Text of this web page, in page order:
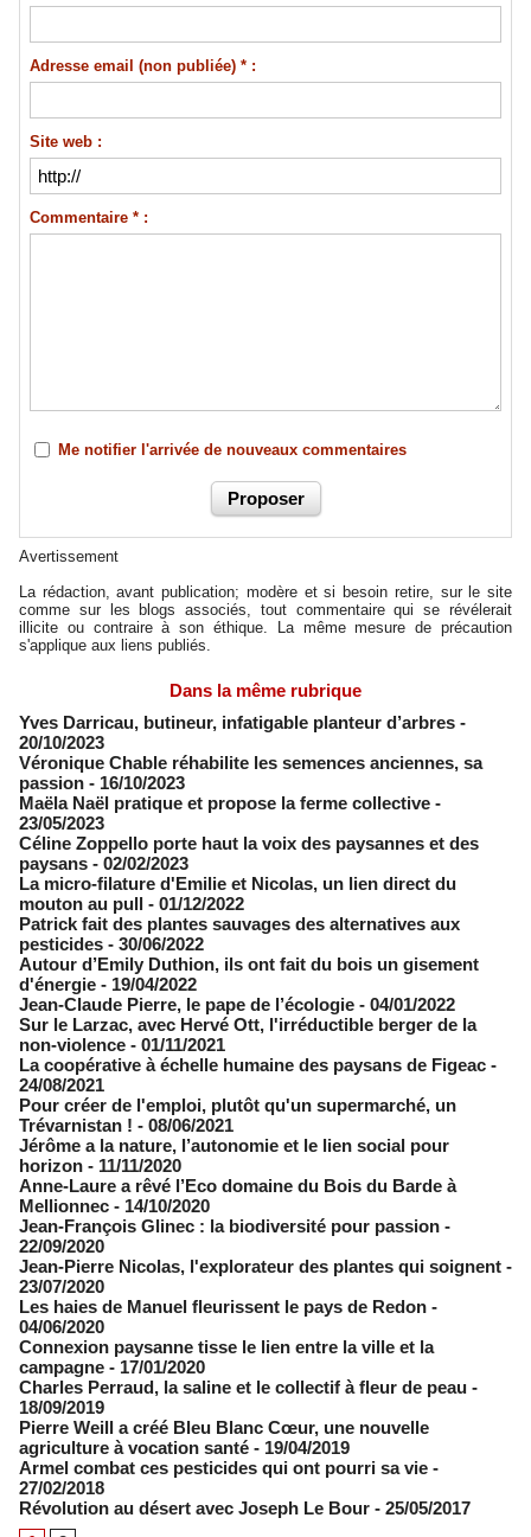
Adresse email (non publiée) * :
Site web :
Commentaire * :
Me notifier l'arrivée de nouveaux commentaires
Avertissement
La rédaction, avant publication; modère et si besoin retire, sur le site
comme sur les blogs associés, tout commentaire qui se révélerait
illicite ou contraire à son éthique. La même mesure de précaution
s'applique aux liens publiés.
Dans la même rubrique
Yves Darricau, butineur, infatigable planteur d’arbres -
20/10/2023
Véronique Chable réhabilite les semences anciennes, sa
passion - 16/10/2023
Maëla Naël pratique et propose la ferme collective -
23/05/2023
Céline Zoppello porte haut la voix des paysannes et des
paysans - 02/02/2023
La micro-filature d'Emilie et Nicolas, un lien direct du
mouton au pull - 01/12/2022
Patrick fait des plantes sauvages des alternatives aux
pesticides - 30/06/2022
Autour d’Emily Duthion, ils ont fait du bois un gisement
d'énergie - 19/04/2022
Jean-Claude Pierre, le pape de l’écologie - 04/01/2022
Sur le Larzac, avec Hervé Ott, l'irréductible berger de la
non-violence - 01/11/2021
La coopérative à échelle humaine des paysans de Figeac -
24/08/2021
Pour créer de l'emploi, plutôt qu'un supermarché, un
Trévarnistan ! - 08/06/2021
Jérôme a la nature, l’autonomie et le lien social pour
horizon - 11/11/2020
Anne-Laure a rêvé l’Eco domaine du Bois du Barde à
Mellionnec - 14/10/2020
Jean-François Glinec : la biodiversité pour passion -
22/09/2020
Jean-Pierre Nicolas, l'explorateur des plantes qui soignent -
23/07/2020
Les haies de Manuel fleurissent le pays de Redon -
04/06/2020
Connexion paysanne tisse le lien entre la ville et la
campagne - 17/01/2020
Charles Perraud, la saline et le collectif à fleur de peau -
18/09/2019
Pierre Weill a créé Bleu Blanc Cœur, une nouvelle
agriculture à vocation santé - 19/04/2019
Armel combat ces pesticides qui ont pourri sa vie -
27/02/2018
Révolution au désert avec Joseph Le Bour - 25/05/2017